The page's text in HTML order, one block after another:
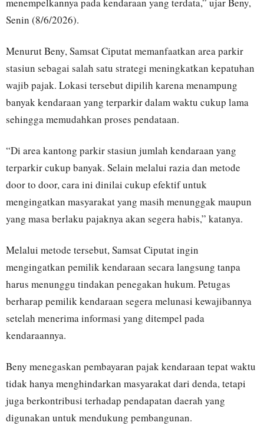
menempelkannya pada kendaraan yang terdata,” ujar Beny,
Senin (8/6/2026).
Menurut Beny, Samsat Ciputat memanfaatkan area parkir
stasiun sebagai salah satu strategi meningkatkan kepatuhan
wajib pajak. Lokasi tersebut dipilih karena menampung
banyak kendaraan yang terparkir dalam waktu cukup lama
sehingga memudahkan proses pendataan.
“Di area kantong parkir stasiun jumlah kendaraan yang
terparkir cukup banyak. Selain melalui razia dan metode
door to door, cara ini dinilai cukup efektif untuk
mengingatkan masyarakat yang masih menunggak maupun
yang masa berlaku pajaknya akan segera habis,” katanya.
Melalui metode tersebut, Samsat Ciputat ingin
mengingatkan pemilik kendaraan secara langsung tanpa
harus menunggu tindakan penegakan hukum. Petugas
berharap pemilik kendaraan segera melunasi kewajibannya
setelah menerima informasi yang ditempel pada
kendaraannya.
Beny menegaskan pembayaran pajak kendaraan tepat waktu
tidak hanya menghindarkan masyarakat dari denda, tetapi
juga berkontribusi terhadap pendapatan daerah yang
digunakan untuk mendukung pembangunan.